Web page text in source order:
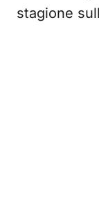
stagione